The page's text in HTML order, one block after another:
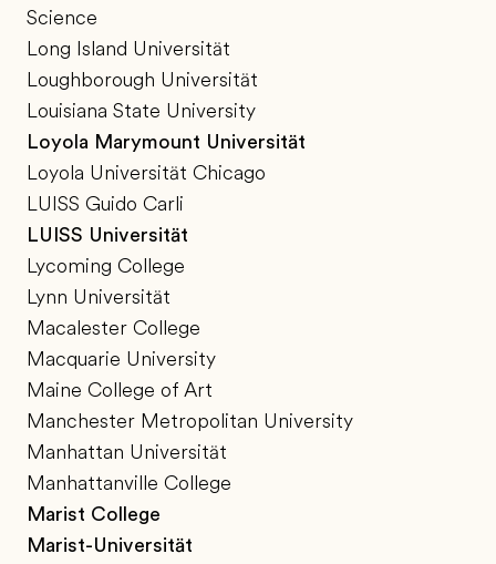
Science
Long Island Universität
Loughborough Universität
Louisiana State University
Loyola Marymount Universität
Loyola Universität Chicago
LUISS Guido Carli
LUISS Universität
Lycoming College
Lynn Universität
Macalester College
Macquarie University
Maine College of Art
Manchester Metropolitan University
Manhattan Universität
Manhattanville College
Marist College
Marist-Universität